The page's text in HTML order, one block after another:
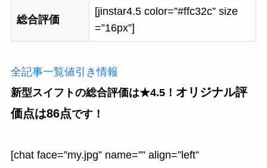
総合評価
[jinstar4.5 color=”#ffc32c” size
=”16px”]
全記事一覧値引き情報
新型スイフトの総合評価は★4.5！ オリジナル評
価点は86点です！
[chat face=”my.jpg” name=”” align=”left”